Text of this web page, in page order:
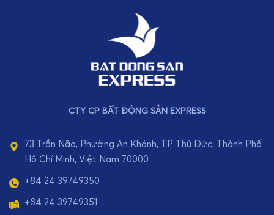
CTY CP BẤT ĐỘNG SẢN EXPRESS
73 Trần Não, Phường An Khánh, TP Thủ Đức, Thành Phố
Hồ Chí Minh, Việt Nam 70000
+84 24 39749350
+84 24 39749351